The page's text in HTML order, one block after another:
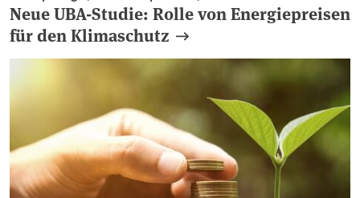
Neue UBA-Studie: Rolle von Energiepreisen
für den Klimaschutz